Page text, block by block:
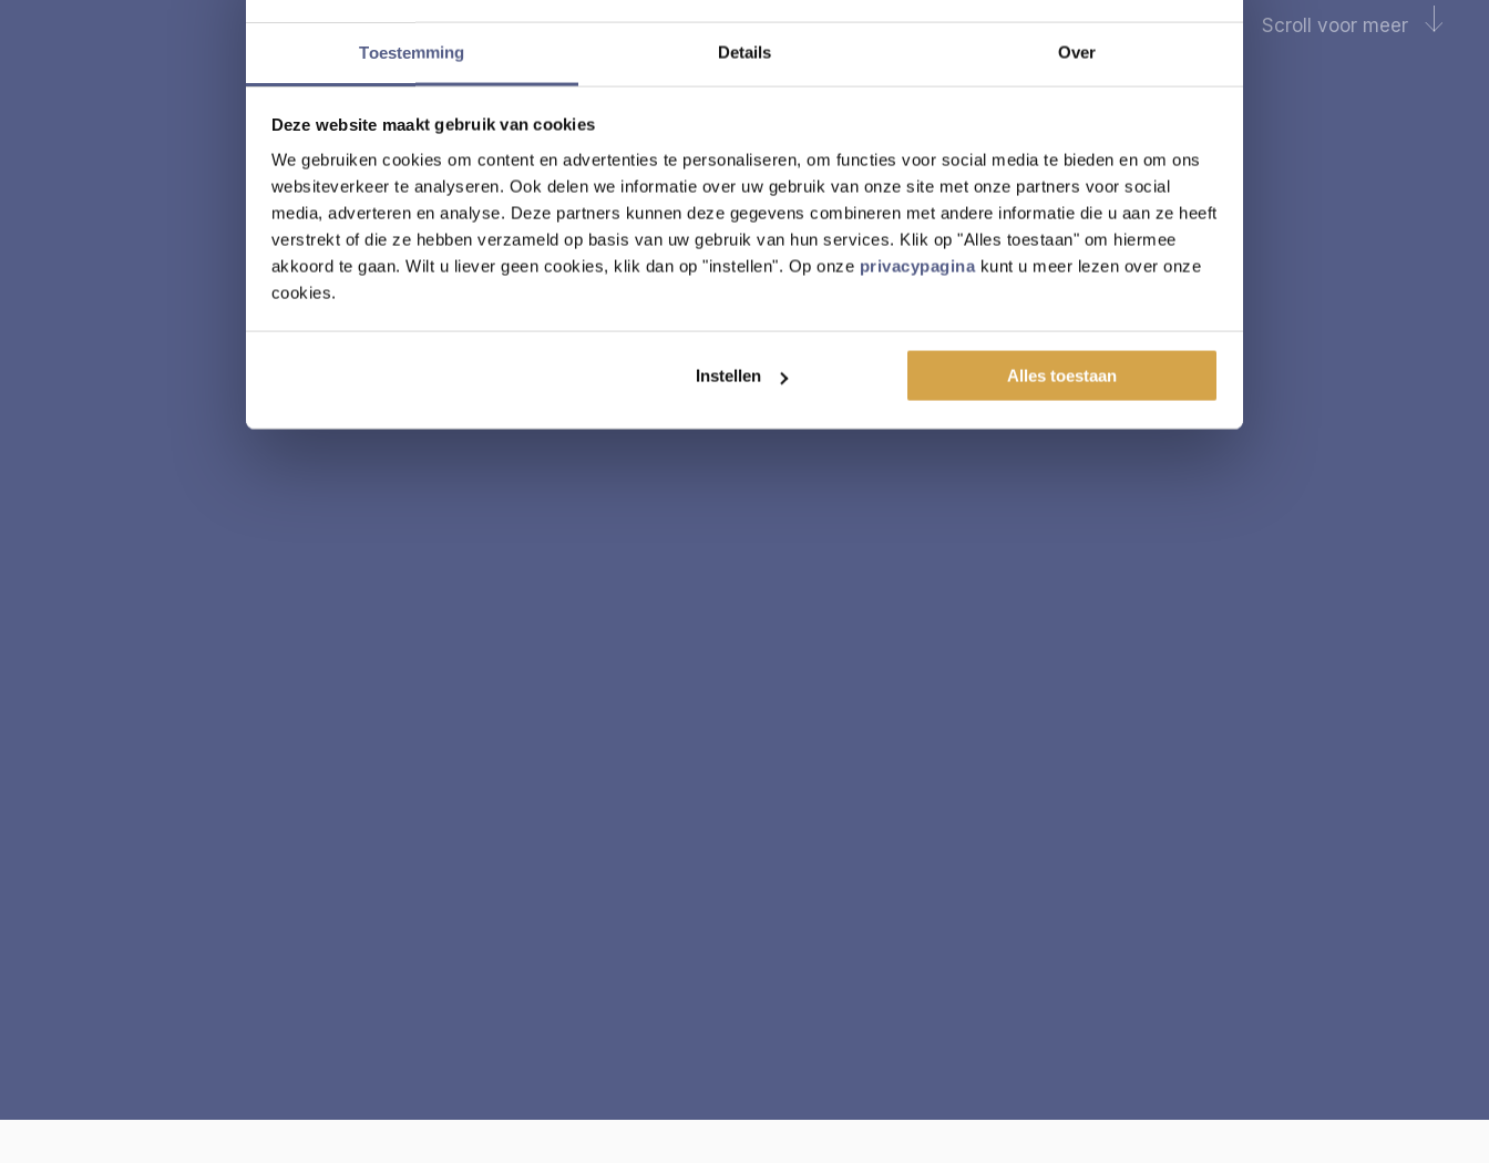
Toestemming Details Over
Deze website maakt gebruik van cookies
We gebruiken cookies om content en advertenties te personaliseren, om functies voor social media te bieden en om ons
websiteverkeer te analyseren. Ook delen we informatie over uw gebruik van onze site met onze partners voor social
media, adverteren en analyse. Deze partners kunnen deze gegevens combineren met andere informatie die u aan ze heeft
verstrekt of die ze hebben verzameld op basis van uw gebruik van hun services. Klik op "Alles toestaan" om hiermee
akkoord te gaan. Wilt u liever geen cookies, klik dan op "instellen". Op onze privacypaginakunt u meer lezen over onze
cookies.
Instellen Alles toestaan
Scroll voor meer